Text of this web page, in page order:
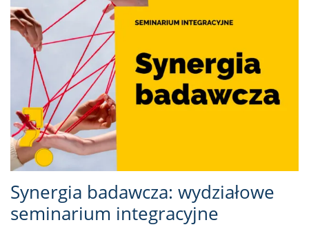
Synergia badawcza: wydziałowe
seminarium integracyjne